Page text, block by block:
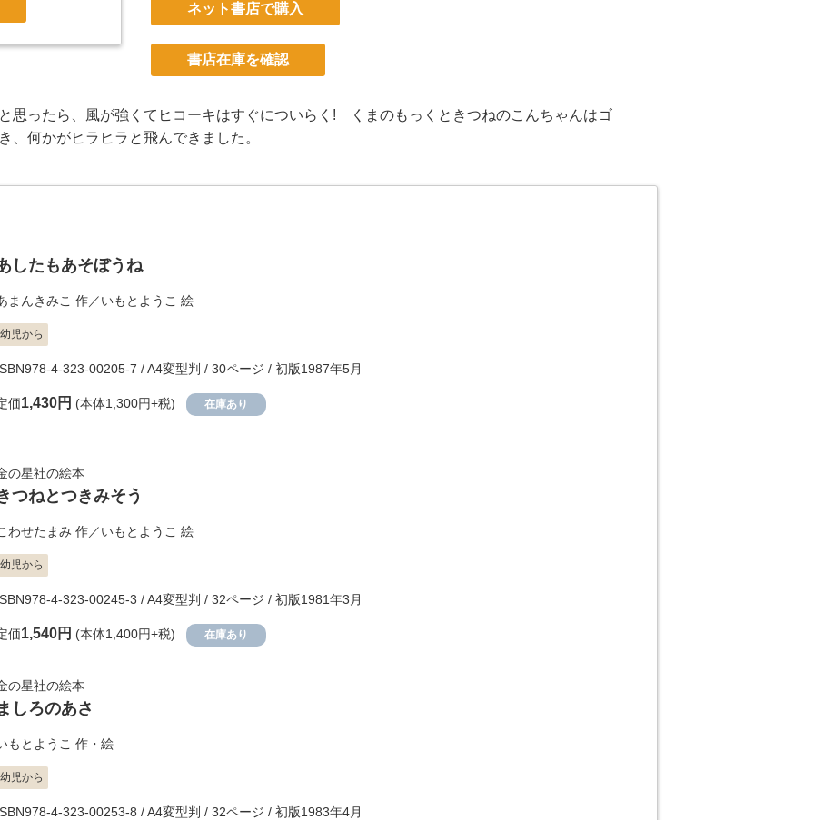
ネット書店で購入
書店在庫を確認
思ったら、風が強くてヒコーキはすぐについらく! くまのもっくときつねのこんちゃんはゴ
、何かがヒラヒラと飛んできました。
したもあそぼうね
まんきみこ 作／いもとようこ 絵
幼児から
4-323-00205-7 / A4変型判 / 30ページ / 初版1987年5月
価1,430円 (本体1,300円+税) 在庫あり
の星社の絵本
つねとつきみそう
わせたまみ 作／いもとようこ 絵
幼児から
4-323-00245-3 / A4変型判 / 32ページ / 初版1981年3月
価1,540円 (本体1,400円+税) 在庫あり
の星社の絵本
しろのあさ
もとようこ 作・絵
幼児から
4-323-00253-8 / A4変型判 / 32ページ / 初版1983年4月